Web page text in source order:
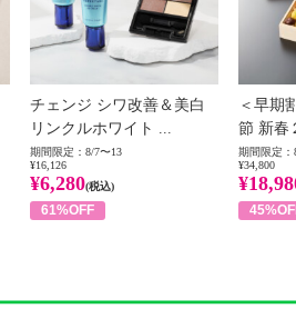
チェンジ シワ改善＆美白
リンクルホワイト ...
期間限定：8/7〜13
¥16,126
¥6,280(税込)
61%OFF
＜早期
節 新春
期間限定：
¥34,800